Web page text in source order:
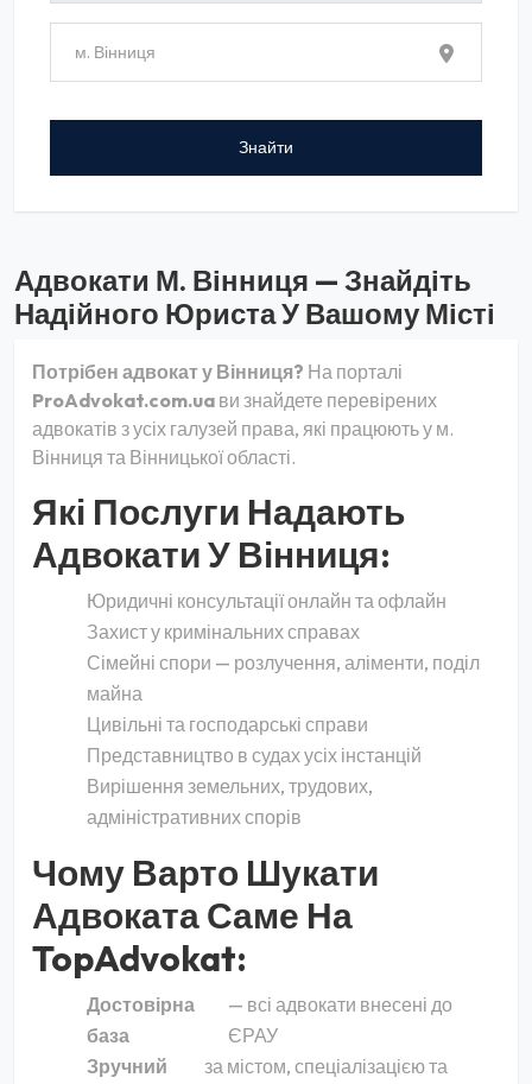
Адвокати М. Вінниця — Знайдіть
Надійного Юриста У Вашому Місті
Потрібен адвокат у Вінниця? На порталі
ProAdvokat.com.ua ви знайдете перевірених
адвокатів з усіх галузей права, які працюють у м.
Вінниця та Вінницької області.
Які Послуги Надають
Адвокати У Вінниця:
Юридичні консультації онлайн та офлайн
Захист у кримінальних справах
Сімейні спори — розлучення, аліменти, поділ
майна
Цивільні та господарські справи
Представництво в судах усіх інстанцій
Вирішення земельних, трудових,
адміністративних спорів
Чому Варто Шукати
Адвоката Саме На
TopAdvokat:
Достовірна
база
— всі адвокати внесені до
ЄРАУ
Зручний
за містом, спеціалізацією та